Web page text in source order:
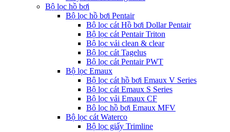
Bộ lọc hồ bơi
Bộ lọc hồ bơi Pentair
Bộ lọc cát Hồ bơi Dollar Pentair
Bộ lọc cát Pentair Triton
Bộ lọc vải clean & clear
Bộ lọc cát Tagelus
Bộ lọc cát Pentair PWT
Bộ lọc Emaux
Bộ lọc cát hồ bơi Emaux V Series
Bộ lọc cát Emaux S Series
Bộ lọc vải Emaux CF
Bô lọc hồ bơi Emaux MFV
Bộ lọc cát Waterco
Bộ lọc giấy Trimline